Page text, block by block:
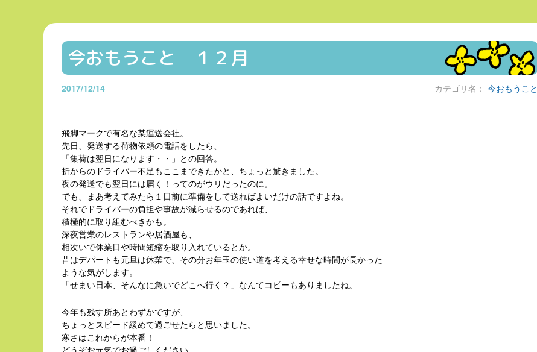
今おもうこと １２月
2017/12/14 カテゴリ名： 今おもうこと
飛脚マークで有名な某運送会社。
先日、発送する荷物依頼の電話をしたら、
「集荷は翌日になります・・」との回答。
折からのドライバー不足もここまできたかと、ちょっと驚きました。
夜の発送でも翌日には届く！ってのがウリだったのに。
でも、まあ考えてみたら１日前に準備をして送ればよいだけの話ですよね。
それでドライバーの負担や事故が減らせるのであれば、
積極的に取り組むべきかも。
深夜営業のレストランや居酒屋も、
相次いで休業日や時間短縮を取り入れているとか。
昔はデパートも元旦は休業で、その分お年玉の使い道を考える幸せな時間が長かった
ような気がします。
「せまい日本、そんなに急いでどこへ行く？」なんてコピーもありましたね。
今年も残す所あとわずかですが、
ちょっとスピード緩めて過ごせたらと思いました。
寒さはこれからが本番！
どうぞお元気でお過ごしください。